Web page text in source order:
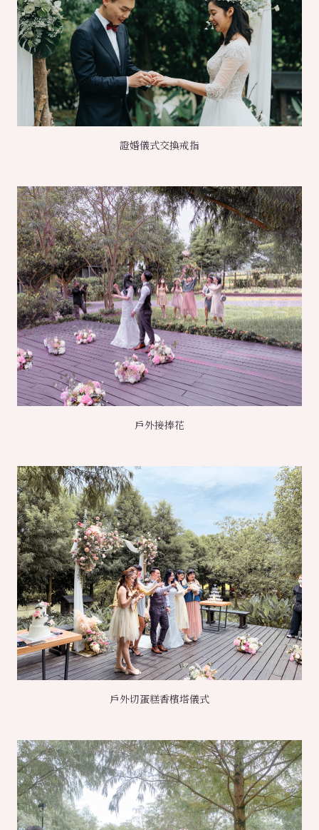
證婚儀式交換戒指
戶外接捧花
戶外切蛋糕香檳塔儀式